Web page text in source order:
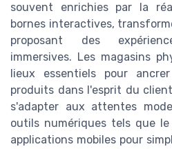
souvent enrichies par la
bornes interactives,
proposant des
immersives. Les magasins
lieux essentiels pour
produits dans l'esprit du
s'adapter aux attentes
outils numériques tels que
applications mobiles pour